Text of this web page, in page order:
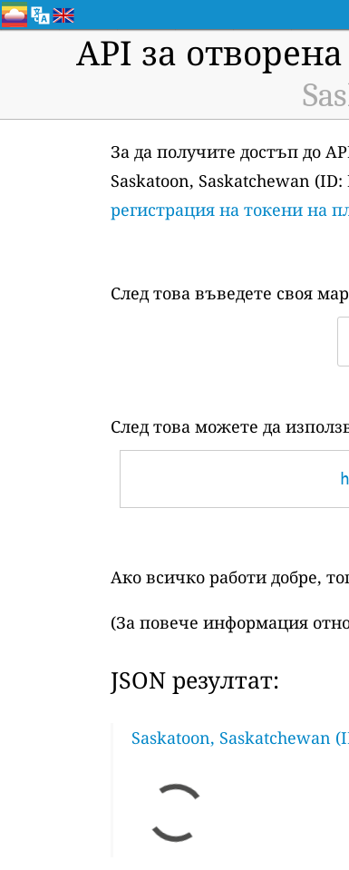
API за
За да получите достъп до
Saskatoon, Saskatchewan
регистрация на токени на
След това въведете своя
След това можете да
Ако всичко работи добре,
(За повече информация
JSON резултат:
Saskatoon, Saskatchewan